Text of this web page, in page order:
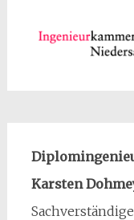
Karsten